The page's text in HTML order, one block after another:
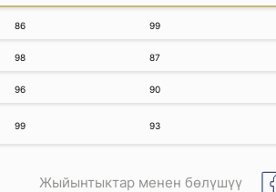
86 99
98 87
96 90
99 93
Жыйынтыктар менен бөлүшүү